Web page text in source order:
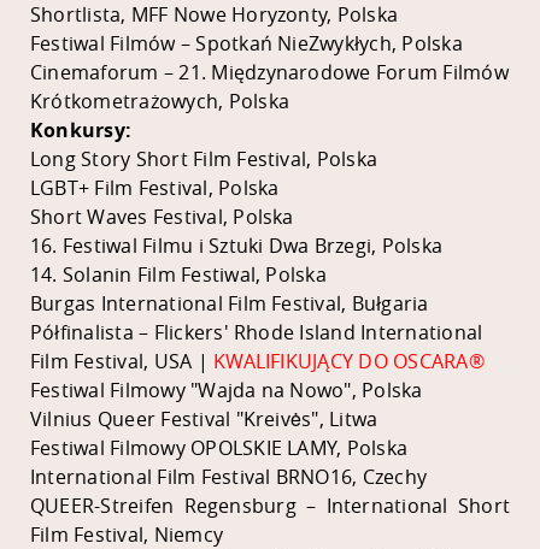
Shortlista, MFF Nowe Horyzonty, Polska
Festiwal Filmów – Spotkań NieZwykłych, Polska
Cinemaforum – 21. Międzynarodowe Forum Filmów
Krótkometrażowych, Polska
Konkursy:
Long Story Short Film Festival, Polska
LGBT+ Film Festival, Polska
Short Waves Festival, Polska
16. Festiwal Filmu i Sztuki Dwa Brzegi, Polska
14. Solanin Film Festiwal, Polska
Burgas International Film Festival, Bułgaria
Półfinalista – Flickers' Rhode Island International
Film Festival, USA | KWALIFIKUJĄCY DO OSCARA®
Festiwal Filmowy "Wajda na Nowo", Polska
Vilnius Queer Festival "Kreivės", Litwa
Festiwal Filmowy OPOLSKIE LAMY, Polska
International Film Festival BRNO16, Czechy
QUEER-Streifen Regensburg – International Short
Film Festival, Niemcy